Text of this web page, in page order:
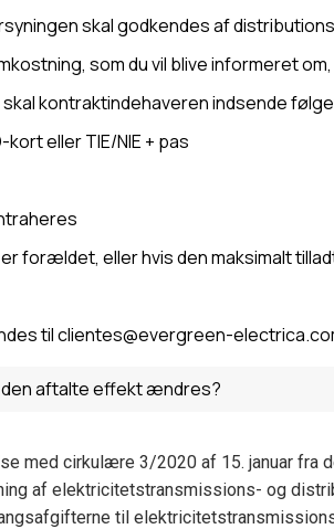
skal godkendes af
som du vil blive informeret
kontraktindehaveren indsende
eller TIE/NIE + pas
er forældet, eller hvis den maksimalt
til clientes@evergreen-
den aftalte effekt ændres?
med cirkulære 3/2020 af 15. januar fra
af elektricitetstransmissions- og
til